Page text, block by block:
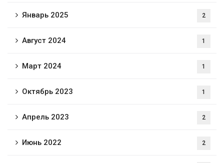
Январь 2025 2
Август 2024 1
Март 2024 1
Октябрь 2023 1
Апрель 2023 2
Июнь 2022 2